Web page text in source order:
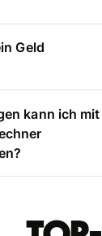
Geld
kann ich mit